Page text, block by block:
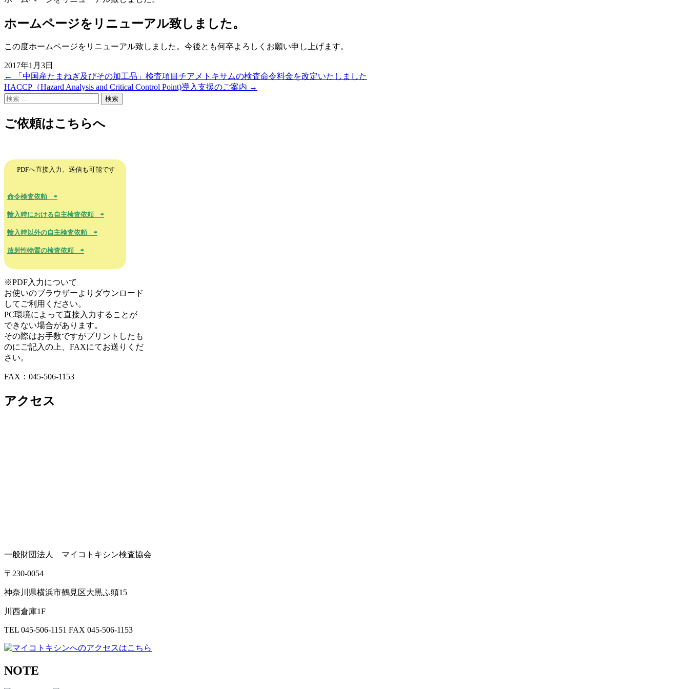
ホームページをリニューアル致しました。
この度ホームページをリニューアル致しました。今後とも何卒よろしくお願い申し上げます。
2017年1月3日
投
稿
ビ
ー
ョ
ン
←
「中国産たまねぎ及びその加工品」検査項目チアメトキサムの検査命令料金を改定いたしました
HACCP（Hazard Analysis and Critical Control Point)導入支援のご案内 →
検
ご依頼はこちらへ
PDFへ直接入力、送信も可能です
命令検査依頼 ⇨
輸入時における自主検査依頼 ⇨
輸入時以外の自主検査依頼 ⇨
放射性物質の検査依頼 ⇨
※PDF入力について
お使いのブラウザーよりダウンロード
してご利用ください。
PC環境によって直接入力することが
できない場合があります。
その際はお手数ですがプリントしたも
のにご記入の上、FAXにてお送りくだ
さい。
FAX：045-506-1153
アクセス
一般財団法人 マイコトキシン検査協会
〒230-0054
神奈川県横浜市鶴見区大黒ふ頭15
川西倉庫1F
TEL 045-506-1151 FAX 045-506-1153
NOTE